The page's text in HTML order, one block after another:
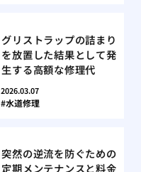
グリストラップの詰まり
を放置した結果として発
生する高額な修理代
2026.03.07
水道修理
突然の逆流を防ぐための
定期メンテナンスと料金